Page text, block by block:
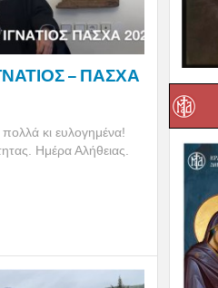
– ΠΑΣΧΑ
κι ευλογημένα!
Ημέρα Αλήθειας.